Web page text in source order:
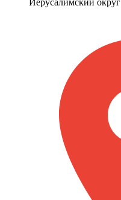
Иерусалимский округ